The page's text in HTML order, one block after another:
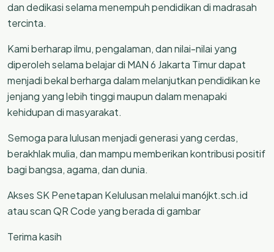
dan dedikasi selama menempuh pendidikan di madrasah
tercinta.
Kami berharap ilmu, pengalaman, dan nilai-nilai yang
diperoleh selama belajar di MAN 6 Jakarta Timur dapat
menjadi bekal berharga dalam melanjutkan pendidikan ke
jenjang yang lebih tinggi maupun dalam menapaki
kehidupan di masyarakat.
Semoga para lulusan menjadi generasi yang cerdas,
berakhlak mulia, dan mampu memberikan kontribusi positif
bagi bangsa, agama, dan dunia.
Akses SK Penetapan Kelulusan melalui man6jkt.sch.id
atau scan QR Code yang berada di gambar
Terima kasih